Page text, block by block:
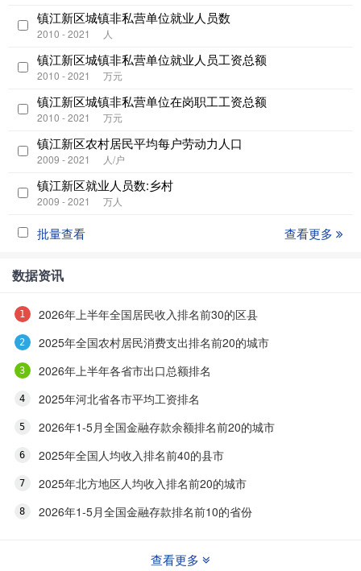
镇江新区城镇非私营单位就业人员数
2010 - 2021 人
镇江新区城镇非私营单位就业人员工资总额
2010 - 2021 万元
镇江新区城镇非私营单位在岗职工工资总额
2010 - 2021 万元
镇江新区农村居民平均每户劳动力人口
2009 - 2021 人/户
镇江新区就业人员数:乡村
2009 - 2021 万人
批量查看 查看更多
数据资讯
2026年上半年全国居民收入排名前30的区县
2025年全国农村居民消费支出排名前20的城市
2026年上半年各省市出口总额排名
2025年河北省各市平均工资排名
2026年1-5月全国金融存款余额排名前20的城市
2025年全国人均收入排名前40的县市
2025年北方地区人均收入排名前20的城市
2026年1-5月全国金融存款排名前10的省份
查看更多